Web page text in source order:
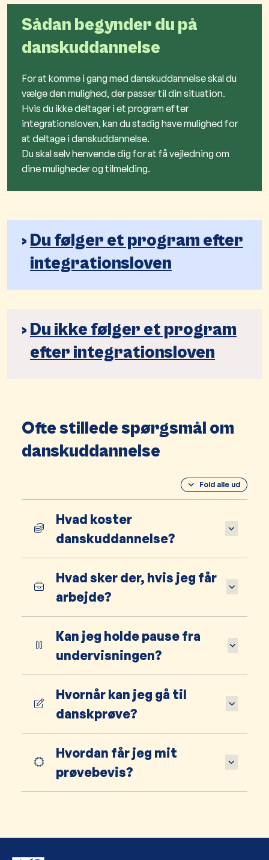
Sådan begynder du på
danskuddannelse
For at komme i gang med danskuddannelse skal du
vælge den mulighed, der passer til din situation.
Hvis du ikke deltager i et program efter
integrationsloven, kan du stadig have mulighed for
at deltage i danskuddannelse.
Du skal selv henvende dig for at få vejledning om
dine muligheder og tilmelding.
Du følger et program efter
integrationsloven
Du ikke følger et program
efter integrationsloven
Ofte stillede spørgsmål om
danskuddannelse
Fold alle ud
Hvad koster
danskuddannelse?
Hvad sker der, hvis jeg får
arbejde?
Kan jeg holde pause fra
undervisningen?
Hvornår kan jeg gå til
danskprøve?
Hvordan får jeg mit
prøvebevis?